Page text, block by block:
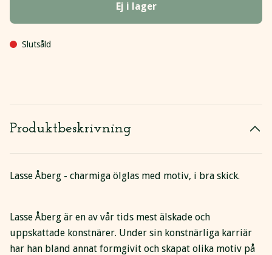
Ej i lager
Slutsåld
Produktbeskrivning
Lasse Åberg - charmiga ölglas med motiv, i bra skick.
Lasse Åberg är en av vår tids mest älskade och
uppskattade konstnärer. Under sin konstnärliga karriär
har han bland annat formgivit och skapat olika motiv på